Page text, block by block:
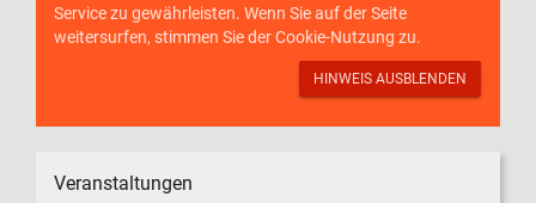
Service zu gewährleisten. Wenn Sie auf der Seite
weitersurfen, stimmen Sie derCookie-Nutzung zu.
HINWEIS AUSBLENDEN
Veranstaltungen